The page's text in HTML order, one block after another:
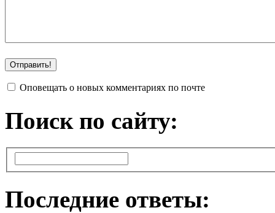
Оповещать о новых комментариях по почте
Поиск по сайту:
Последние ответы: